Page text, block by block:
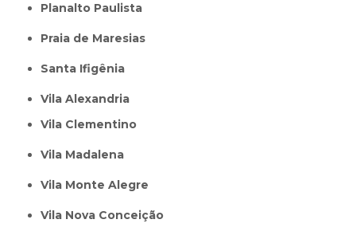
Planalto Paulista
Praia de Maresias
Santa Ifigênia
Vila Alexandria
Vila Clementino
Vila Madalena
Vila Monte Alegre
Vila Nova Conceição